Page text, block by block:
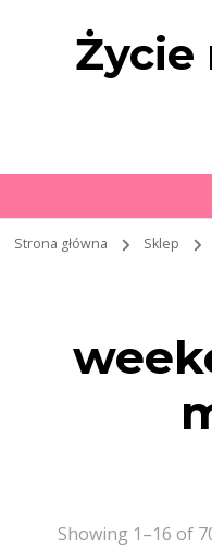
Życie
Strona główna Sklep
Showing 1–16 of